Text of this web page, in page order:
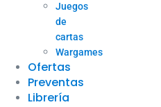
Juegos
de
cartas
Wargames
Ofertas
Preventas
Librería